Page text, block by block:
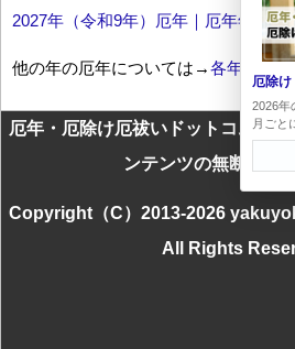
2027年（令和9年）厄年｜厄年年齢早
他の年の厄年については→各年厄年一
厄年・厄除け厄祓いドットコムに掲
ンテンツの無断転載
Copyright（C）2013-2026
All Rights
厄除
2026年
月ごと